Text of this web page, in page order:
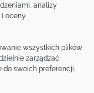
analizy
i oceny
wszystkich plików
zarządzać
do swoich preferencji,